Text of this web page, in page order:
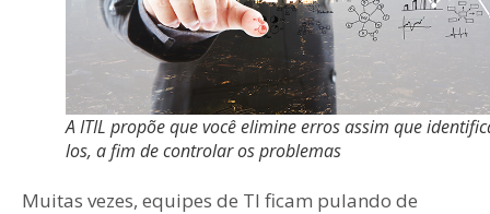
A ITIL propõe que você elimine erros assim que
los, a fim de controlar os problemas
Muitas vezes, equipes de TI ficam pulando de